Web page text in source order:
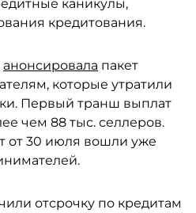
каникулы,
кредитования.
анонсировала пакет
которые утратили
Первый транш выплат
чем 88 тыс. селлеров.
от 30 июля вошли уже
отсрочку по кредитам